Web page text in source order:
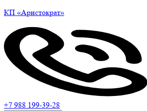
КП «Аристократ»
+7 988 199-39-28